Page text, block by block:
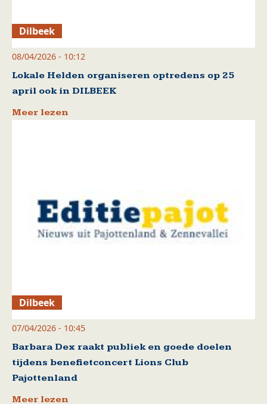
Dilbeek
08/04/2026 - 10:12
Lokale Helden organiseren optredens op 25
april ook in DILBEEK
Meer lezen
Dilbeek
07/04/2026 - 10:45
Barbara Dex raakt publiek en goede doelen
tijdens benefietconcert Lions Club
Pajottenland
Meer lezen